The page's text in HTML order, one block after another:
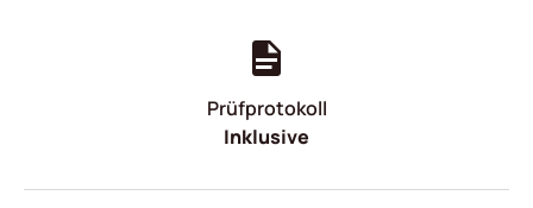
Prüfprotokoll
Inklusive